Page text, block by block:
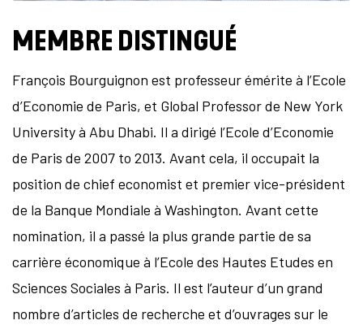
MEMBRE DISTINGUÉ
François Bourguignon est professeur émérite à l’Ecole
d’Economie de Paris, et Global Professor de New York
University à Abu Dhabi. Il a dirigé l’Ecole d’Economie
de Paris de 2007 to 2013. Avant cela, il occupait la
position de chief economist et premier vice-président
de la Banque Mondiale à Washington. Avant cette
nomination, il a passé la plus grande partie de sa
carrière économique à l’Ecole des Hautes Etudes en
Sciences Sociales à Paris. Il est l’auteur d’un grand
nombre d’articles de recherche et d’ouvrages sur le